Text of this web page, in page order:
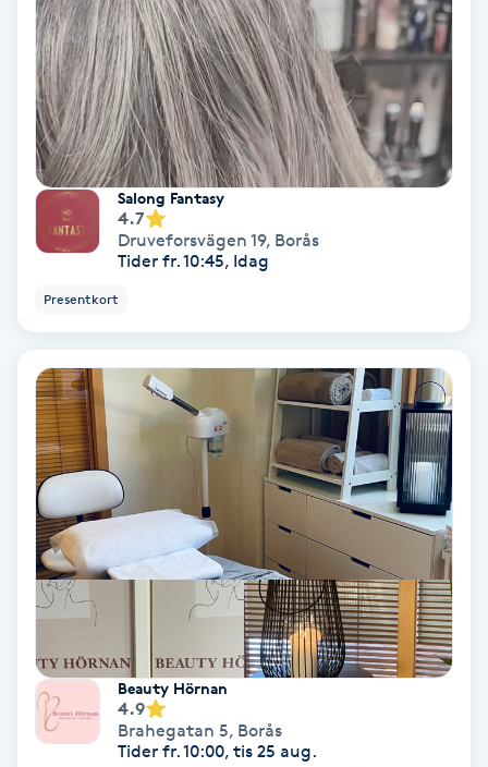
Skäggklippning
Skäggtrimmning
Skönhet
Slingor
Sockring
Spa manikyr & pedikyr
Spa-manikyr
Spa-pedikyr
Spraytan
Stylist
Sugaring
Svensk massage
Salong Fantasy
4.7
Druveforsvägen 19, Borås
Tider fr. 10:45, Idag
Presentkort
Beauty Hörnan
4.9
Brahegatan 5, Borås
Tider fr. 10:00, tis 25 aug.